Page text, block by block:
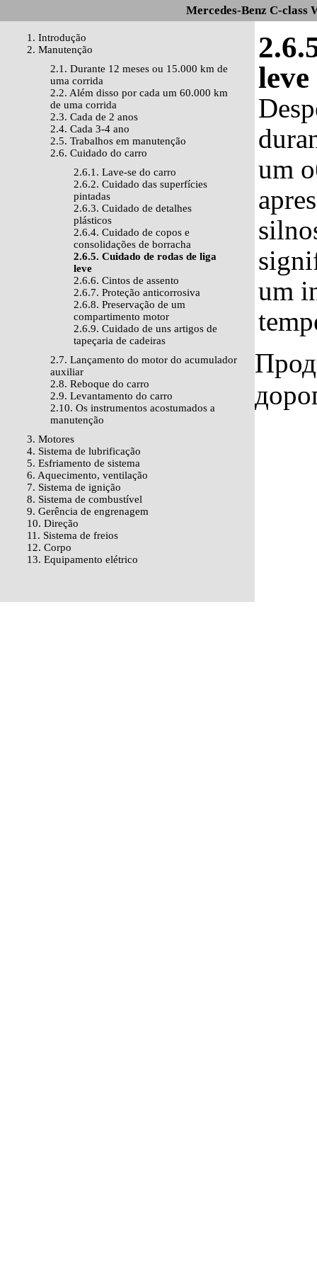
Mercedes-Benz C-class
1. Introdução
2. Manutenção
2.1. Durante 12 meses ou 15.000 km de
uma corrida
2.2. Além disso por cada um 60.000 km
de uma corrida
2.3. Cada de 2 anos
2.4. Cada 3-4 ano
2.5. Trabalhos em manutenção
2.6. Cuidado do carro
2.6.1. Lave-se do carro
2.6.2. Cuidado das superfícies
pintadas
2.6.3. Cuidado de detalhes
plásticos
2.6.4. Cuidado de copos e
consolidações de borracha
2.6.5. Cuidado de rodas de liga
leve
2.6.6. Cintos de assento
2.6.7. Proteção anticorrosiva
2.6.8. Preservação de um
compartimento motor
2.6.9. Cuidado de uns artigos de
tapeçaria de cadeiras
2.7. Lançamento do motor do acumulador
auxiliar
2.8. Reboque do carro
2.9. Levantamento do carro
2.10. Os instrumentos acostumados a
manutenção
3. Motores
4. Sistema de lubrificação
5. Esfriamento de sistema
6. Aquecimento, ventilação
7. Sistema de ignição
8. Sistema de combustível
9. Gerência de engrenagem
10. Direção
11. Sistema de freios
12. Corpo
13. Equipamento elétrico
leve
um
um